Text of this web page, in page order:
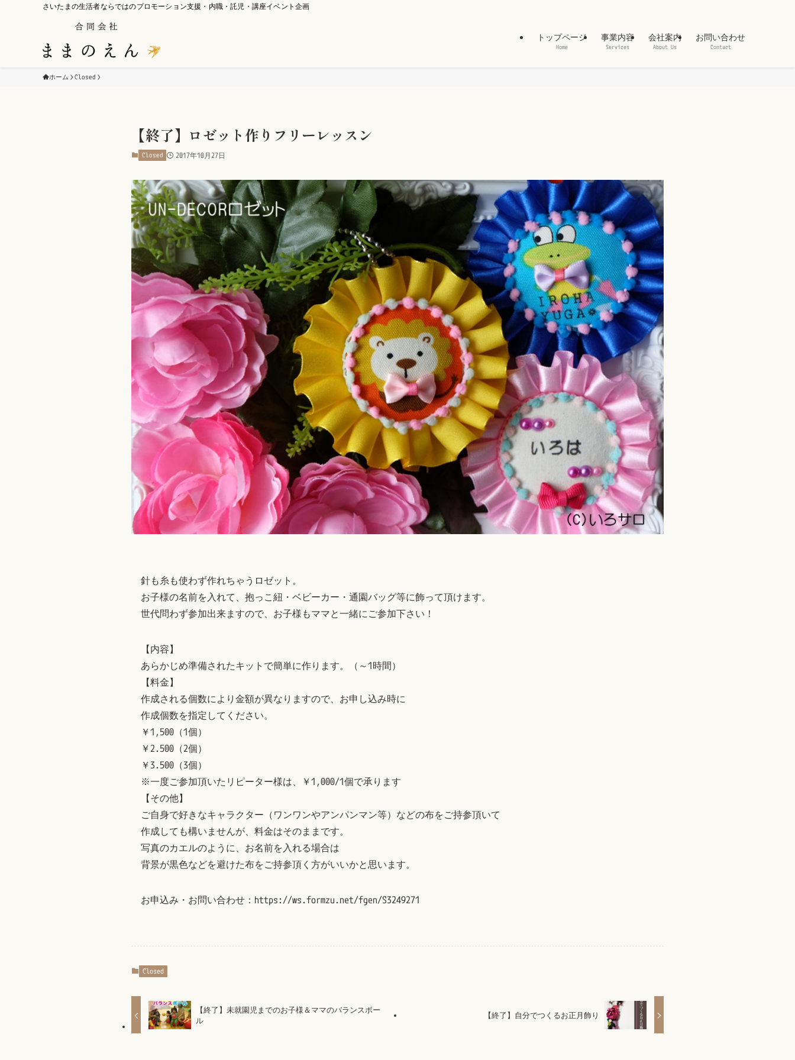
さいたまの生活者ならではのプロモーション支援・内職・託児・講座イベント企画
トップページ
Home
事業内容
Services
会社案内
About Us
お問い合わせ
Contact
ホーム Closed
【終了】ロゼット作りフリーレッスン
Closed 2017年10月27日
針も糸も使わず作れちゃうロゼット。
お子様の名前を入れて、抱っこ紐・ベビーカー・通園バッグ等に飾って頂けます。
世代問わず参加出来ますので、お子様もママと一緒にご参加下さい！
【内容】
あらかじめ準備されたキットで簡単に作ります。（～1時間）
【料金】
作成される個数により金額が異なりますので、お申し込み時に
作成個数を指定してください。
￥1,500（1個）
￥2.500（2個）
￥3.500（3個）
※一度ご参加頂いたリピーター様は、￥1,000/1個で承ります
【その他】
ご自身で好きなキャラクター（ワンワンやアンパンマン等）などの布をご持参頂いて
作成しても構いませんが、料金はそのままです。
写真のカエルのように、お名前を入れる場合は
背景が黒色などを避けた布をご持参頂く方がいいかと思います。
お申込み・お問い合わせ：https://ws.formzu.net/fgen/S3249271
Closed
【終了】未就園児までのお子様＆ママのバランスボー
ル
【終了】自分でつくるお正月飾り